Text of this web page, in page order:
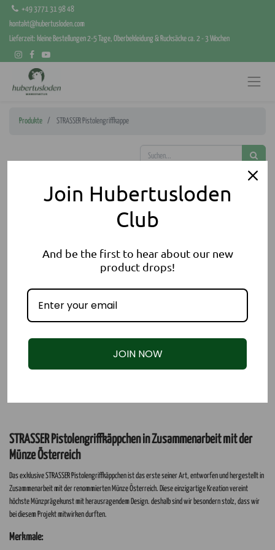
+49 3771 31 98 48
kontakt@hubertusloden.com
Lieferzeit: kleine Bestellungen 2-5 Tage, Oberbekleidung & Rucksäcke ca. 2 - 3 Wochen
Produkte STRASSER Pistolengriffkappe
STRASSER Pistolengriffkäppchen in Zusammenarbeit mit der
Münze Österreich
Das exklusive STRASSER Pistolengriffkäppchen ist das erste seiner Art, entworfen und hergestellt in
Zusammenarbeit mit der renommierten Münze Österreich. Diese einzigartige Kreation vereint
höchste Münzprägekunst mit herausragendem Design. deshalb sind wir besondern stolz, dass wir
bei diesem Projekt mitwirken durften.
Merkmale:
Join Hubertusloden
Club
And be the first to hear about our new
product drops!
JOIN NOW